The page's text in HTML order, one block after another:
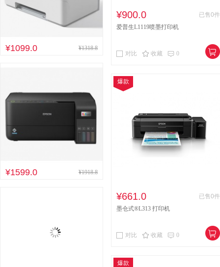
¥1099.0 ¥1318.8
¥1599.0 ¥1918.8
¥900.0
已售0件
爱普生L1119喷墨打印机
对比 收藏 0
爆款
¥661.0
已售0件
墨仓式®L313 打印机
对比 收藏 0
爆款